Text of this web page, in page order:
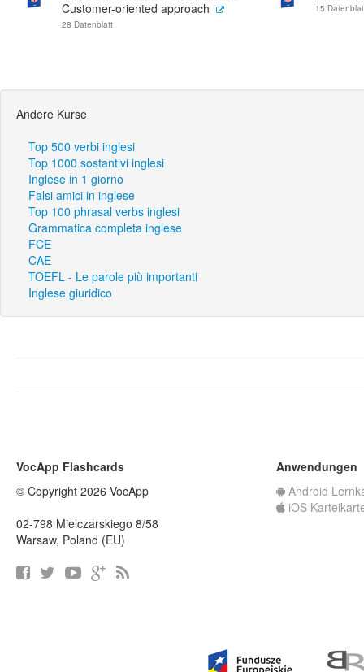
Customer-oriented approach
28 Datenblatt
15
Andere Kurse
Top 500 verbi inglesi
Top 1000 sostantivi inglesi
Inglese in 1 giorno
Falsi amici in inglese
Top 100 phrasal verbs inglesi
Grammatica completa inglese
FCE
CAE
TOEFL - Le parole più importanti
Inglese giuridico
VocApp Flashcards
© Copyright 2026 VocApp
02-798 Mielczarskiego 8/58
Warsaw, Poland (EU)
Anwendungen
Android
iOS